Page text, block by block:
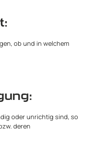
ob und in welchem
oder unrichtig sind, so
deren